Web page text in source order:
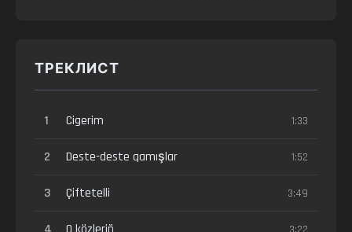
ТРЕКЛИСТ
1 Cigerim 1:33
2 Deste-deste qamışlar 1:52
3 Çiftetelli 3:49